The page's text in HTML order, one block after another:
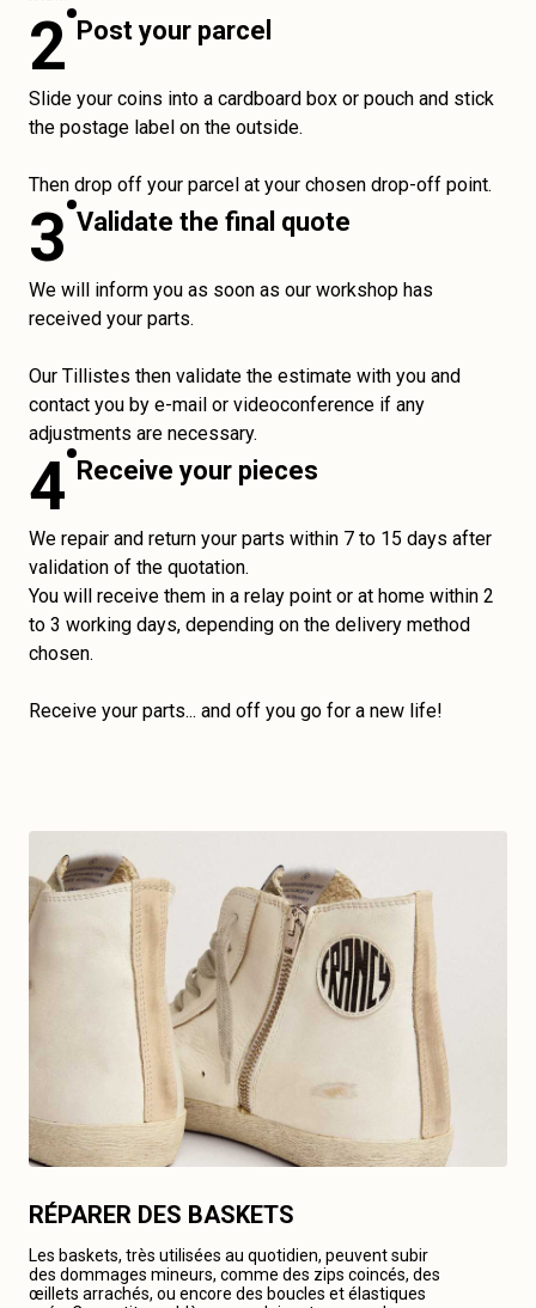
2 Post your parcel
Slide your coins into a cardboard box or pouch and stick
the postage label on the outside.
Then drop off your parcel at your chosen drop-off point.
3 Validate the final quote
We will inform you as soon as our workshop has
received your parts.
Our Tillistes then validate the estimate with you and
contact you by e-mail or videoconference if any
adjustments are necessary.
4 Receive your pieces
We repair and return your parts within 7 to 15 days after
validation of the quotation.
You will receive them in a relay point or at home within 2
to 3 working days, depending on the delivery method
chosen.
Receive your parts... and off you go for a new life!
RÉPARER DES BASKETS
Les baskets, très utilisées au quotidien, peuvent subir
des dommages mineurs, comme des zips coincés, des
œillets arrachés, ou encore des boucles et élastiques